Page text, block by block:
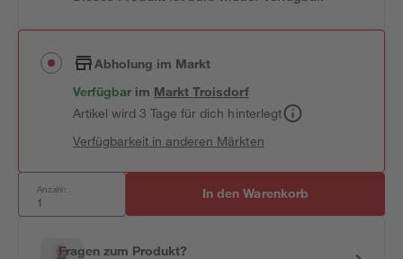
Abholung im Markt
Verfügbar im MarktTroisdorf
Artikel wird 3 Tage für dich hinterlegt
Verfügbarkeit in anderen Märkten
Anzahl: In den Warenkorb
Fragen zum Produkt?